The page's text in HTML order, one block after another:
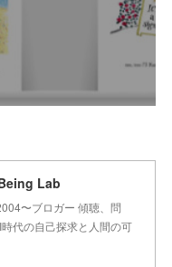
Lab
〜ブロガー 傾聴、問
代の自己探求と人間の可